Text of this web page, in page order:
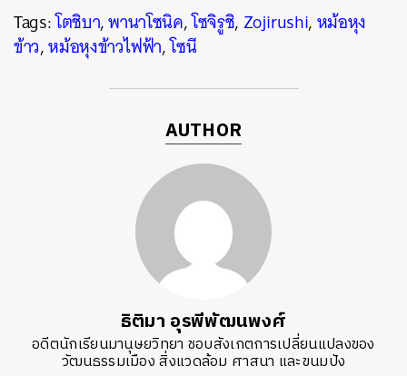
Tags:โตชิบา,พานาโซนิค,โซจิรูชิ,Zojirushi,หม้อหุง
ข้าว,หม้อหุงข้าวไฟฟ้า,โซนี
AUTHOR
ธิติมา อุรพีพัฒนพงศ์
อดีตนักเรียนมานุษยวิทยา ชอบสังเกตการเปลี่ยนแปลงของ
วัฒนธรรมเมือง สิ่งแวดล้อม ศาสนา และขนมปัง